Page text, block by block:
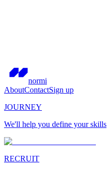
normi
AboutContactSign up
JOURNEY
We'll help you define your skills
RECRUIT